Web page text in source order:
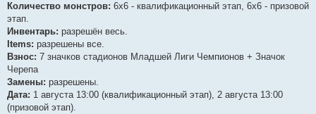
щ
е
и
е
Количество монстров: 6х6 - квалификационный этап, 6х6 - призовой
этап.
Инвентарь: разрешён весь.
Items: разрешены все.
Взнос: 7 значков стадионов Младшей Лиги Чемпионов + Значок
Черепа
Замены: разрешены.
Дата: 1 августа 13:00 (квалификационный этап), 2 августа 13:00
(призовой этап).